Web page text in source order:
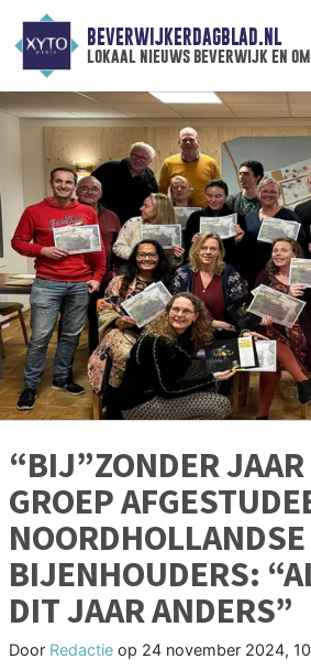
BEVERWIJKERDAGBLAD.NL
lokaal nieuws beverwijk en
“BIJ”ZONDER JAAR
GROEP
NOORDHOLLANDSE
BIJENHOUDERS:
DIT JAAR ANDERS”
Door Redactie op 24 november 2024,